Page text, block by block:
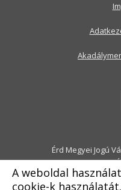
A weboldal
cookie-k használatát.
Érd Megyei Jogú
2030
E-mail: